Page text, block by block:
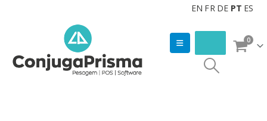
EN FR DE PT ES
0